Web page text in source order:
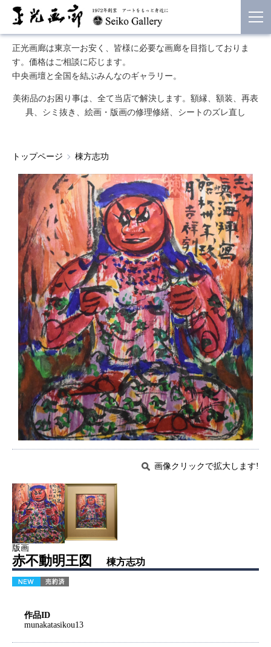
正光画廊は東京一お安く、皆様に必要な画廊を目指しておりま
す。価格はご相談に応じます。
中央画壇と全国を結ぶみんなのギャラリー。
美術品のお困り事は、全て当店で解決します。額縁、額装、再表
具、シミ抜き、絵画・版画の修理修繕、シートのズレ直し
トップページ 棟方志功
画像クリックで拡大します!
版画
赤不動明王図 棟方志功
作品ID
munakatasikou13